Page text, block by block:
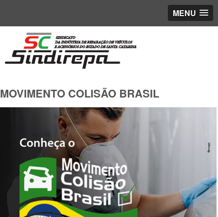
MENU
MOVIMENTO COLISÃO BRASIL